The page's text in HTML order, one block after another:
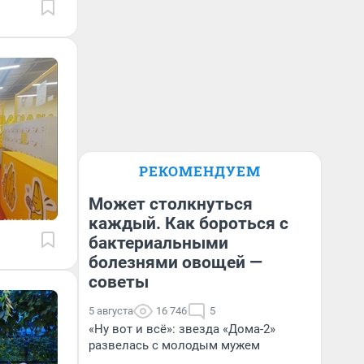
РЕКОМЕНДУЕМ
Может столкнуться
каждый. Как бороться с
бактериальными
болезнями овощей —
советы
5 августа 16 746 5
«Ну вот и всё»: звезда «Дома-2»
развелась с молодым мужем